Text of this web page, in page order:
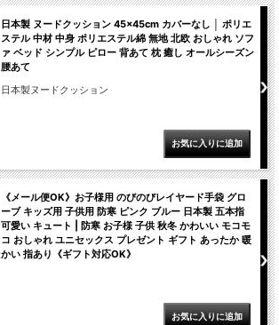
日本製 ヌードクッション 45×45cm カバーなし │ ポリエ
ステル 中材 中身 ポリエステル綿 無地 北欧 おしゃれ ソフ
ァ ベッド シンプル ピロー 背あて 枕 癒し オールシーズン
腰あて
日本製ヌードクッション
《メール便OK》お子様用 のびのびレイヤード手袋 グロ
ーブ キッズ用 子供用 防寒 ピンク ブルー 日本製 五本指
可愛い キュート | 防寒 お子様 子供 秋冬 かわいい モコモ
コ おしゃれ ユニセックス プレゼント ギフト あったか 暖
かい 指あり《ギフト対応OK》